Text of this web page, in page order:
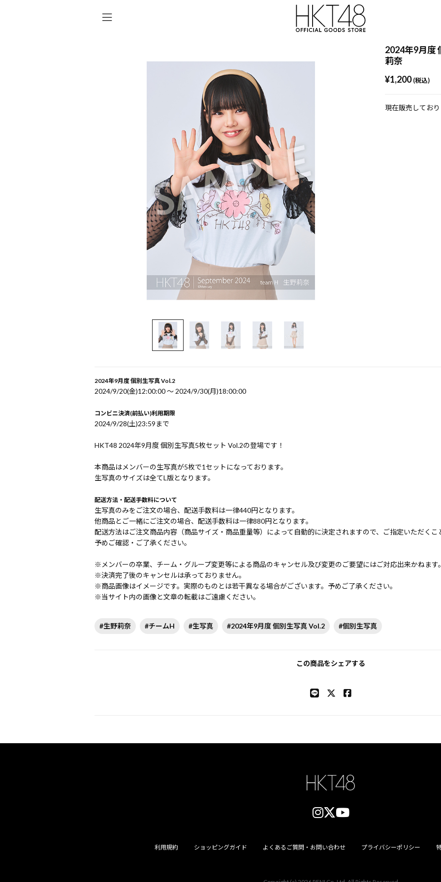
2024年9月度
莉奈
¥1,200 (税込)
現在販売してお
2024年9月度 個別生写真 Vol.2
2024/9/20(金)12:00:00 〜 2024/9/30(月)18:00:00
コンビニ決済(前払い)利用期限
2024/9/28(土)23:59まで
HKT48 2024年9月度 個別生写真5枚セット Vol.2の登場です！
本商品はメンバーの生写真が5枚で1セットになっております。
生写真のサイズは全てL版となります。
配送方法・配送手数料について
生写真のみをご注文の場合、配送手数料は一律440円となります。
他商品とご一緒にご注文の場合、配送手数料は一律880円となります。
配送方法はご注文商品内容（商品サイズ・商品重量等）によって自動的に決定されますので、ご指定いただくこ
予めご確認・ご了承ください。
※メンバーの卒業、チーム・グループ変更等による商品のキャンセル及び変更のご要望にはご対応出来かねます。
※決済完了後のキャンセルは承っておりません。
※商品画像はイメージです。実際のものとは若干異なる場合がございます。予めご了承ください。
※当サイト内の画像と文章の転載はご遠慮ください。
#生野莉奈 #チームH #生写真 #2024年9月度 個別生写真 Vol.2 #個別生写真
この商品をシェアする
利用規約 ショッピングガイド よくあるご質問・お問い合わせ プライバシーポリシー